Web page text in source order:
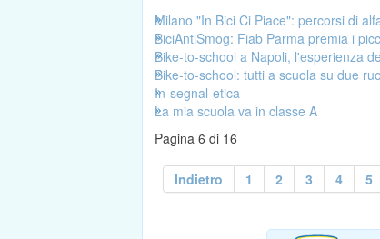
Milano "In Bici Ci Piace": percorsi di
BiciAntiSmog: Fiab Parma premia i
Bike-to-school a Napoli, l'esperienza
Bike-to-school: tutti a scuola su due
In-segnal-etica
La mia scuola va in classe A
Pagina 6 di 16
Indietro 1 2 3 4 5